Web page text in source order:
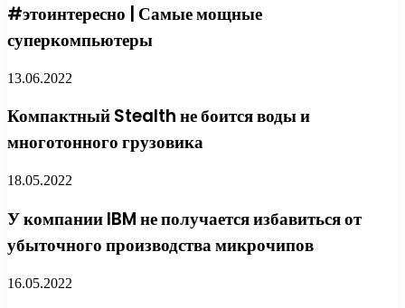
#этоинтересно | Самые мощные
суперкомпьютеры
13.06.2022
Компактный Stealth не боится воды и
многотонного грузовика
18.05.2022
У компании IBM не получается избавиться от
убыточного производства микрочипов
16.05.2022